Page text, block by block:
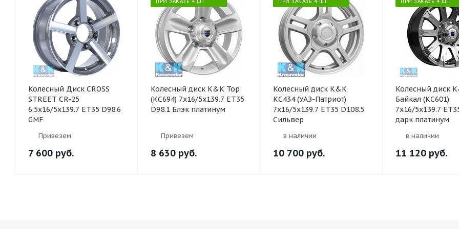
Колесный Диск CROSS
STREET CR-25
6.5х16/5х139.7 ET35 D98.6
GMF
Привезем
7 600 руб.
Колесный диск K&K Тор
(КС694) 7x16/5x139.7 ET35
D98.1 Блэк платинум
Привезем
8 630 руб.
Колесный диск K&K
КС434 (УАЗ-Патриот)
7x16/5x139.7 ET35 D108.5
Сильвер
в наличии
10 700 руб.
Колесный диск
Байкал (КС601)
7x16/5x139.7
дарк платинум
в наличии
11 120 руб.